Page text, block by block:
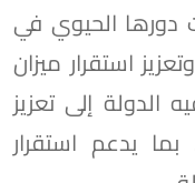
دورها الحيوي في
استقرار ميزان
إلى تعزيز
بما يدعم استقرار